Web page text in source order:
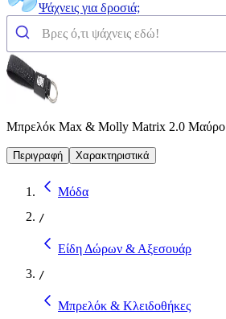
Ψάχνεις για δροσιά;
Μπρελόκ Max & Molly Matrix 2.0 Μαύρο
Περιγραφή Χαρακτηριστικά
Μόδα
/
Είδη Δώρων & Αξεσουάρ
/
Μπρελόκ & Κλειδοθήκες